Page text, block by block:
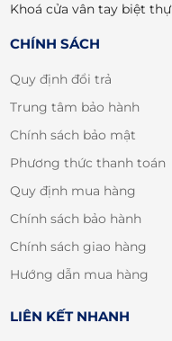
Khoá cửa vân tay biệt thự
CHÍNH SÁCH
Quy định đổi trả
Trung tâm bảo hành
Chính sách bảo mật
Phương thức thanh toán
Quy định mua hàng
Chính sách bảo hành
Chính sách giao hàng
Hướng dẫn mua hàng
LIÊN KẾT NHANH